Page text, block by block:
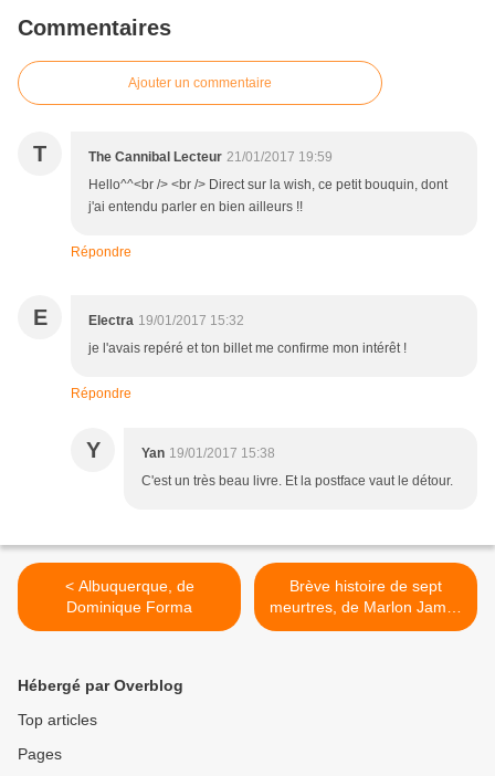
Commentaires
Ajouter un commentaire
T The Cannibal Lecteur 21/01/2017 19:59
Hello^^<br /> <br /> Direct sur la wish, ce petit bouquin, dont
j'ai entendu parler en bien ailleurs !!
Répondre
E Electra 19/01/2017 15:32
je l'avais repéré et ton billet me confirme mon intérêt !
Répondre
Y Yan 19/01/2017 15:38
C'est un très beau livre. Et la postface vaut le détour.
< Albuquerque, de
Dominique Forma
Brève histoire de sept
meurtres, de Marlon James
>
Hébergé par Overblog
Top articles
Pages